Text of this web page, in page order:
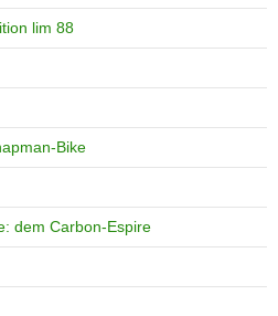
lim 88
Bike
dem Carbon-Espire